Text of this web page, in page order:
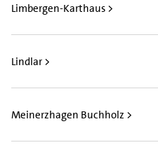
Limbergen-Karthaus >
Lindlar >
Meinerzhagen Buchholz >